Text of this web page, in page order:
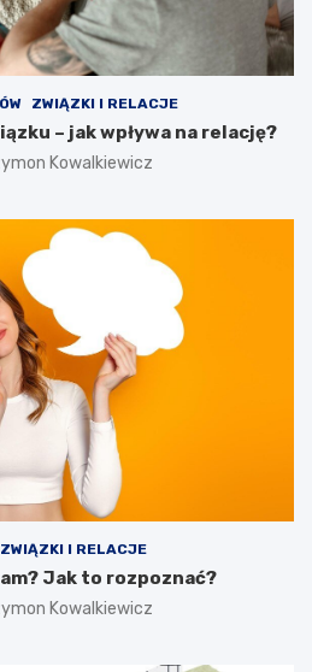
ZWIĄZKI I RELACJE
– jak wpływa na relację?
Kowalkiewicz
ZWIĄZKI I RELACJE
Jak to rozpoznać?
Kowalkiewicz